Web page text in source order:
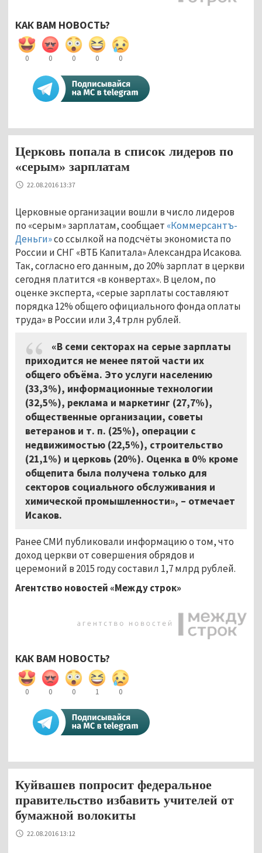
КАК ВАМ НОВОСТЬ?
0 0 0 0 0
Церковь попала в список лидеров по
«серым» зарплатам
22.08.2016 13:37
Церковные организации вошли в число лидеров
по «серым» зарплатам, сообщает «Коммерсантъ-
Деньги»со ссылкой на подсчёты экономиста по
России и СНГ «ВТБ Капитала» Александра Исакова.
Так, согласно его данным, до 20% зарплат в церкви
сегодня платится «в конвертах». В целом, по
оценке эксперта, «серые зарплаты составляют
порядка 12% общего официального фонда оплаты
труда» в России или 3,4 трлн рублей.
«В семи секторах на серые зарплаты
приходится не менее пятой части их
общего объёма. Это услуги населению
(33,3%), информационные технологии
(32,5%), реклама и маркетинг (27,7%),
общественные организации, советы
ветеранов и т. п. (25%), операции с
недвижимостью (22,5%), строительство
(21,1%) и церковь (20%). Оценка в 0% кроме
общепита была получена только для
секторов социального обслуживания и
химической промышленности», – отмечает
Исаков.
Ранее СМИ публиковали информацию о том, что
доход церкви от совершения обрядов и
церемоний в 2015 году составил 1,7 млрд рублей.
Агентство новостей «Между строк»
КАК ВАМ НОВОСТЬ?
0 0 0 1 0
Куйвашев попросит федеральное
правительство избавить учителей от
бумажной волокиты
22.08.2016 13:12